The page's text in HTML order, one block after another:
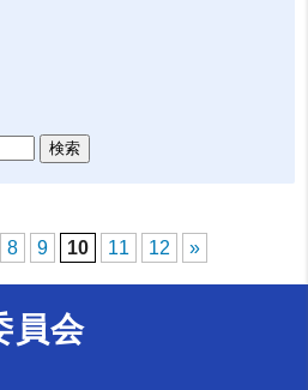
8 9 10 11 12 »
員会